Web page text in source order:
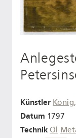
Künstler
Datum 1797
Technik Öl